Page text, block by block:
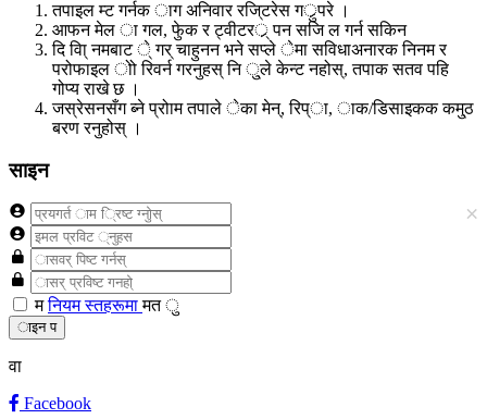
तपाइल म्ट गर्नक ाग अनिवार रजि्टरेस गर्ुपरे ।
आफन मेल ा गल, फेुक र ट्वीटरर्् पन सजि ल गर्न सकिन
दि वा्ि नमबाट े् गर् चाहुनन भने सप्ले ेमा सविधाअनारक निनम र
परोफाइल ोो रिवर्न गरनुहस् नि ु्ले केन्ट नहोस्, तपाक सतव पहि
गोप्य राखे छ ।
जस्रेसनसँग ब्ने प्रोाम तपाले ेका मेन्, रिप्ा, ाक/डिसाइकक कमु्ठ
बरण रनुहोस् ।
साइन
×
मनियम स्तहरूमामत ु
ाइन प
वा
Facebook